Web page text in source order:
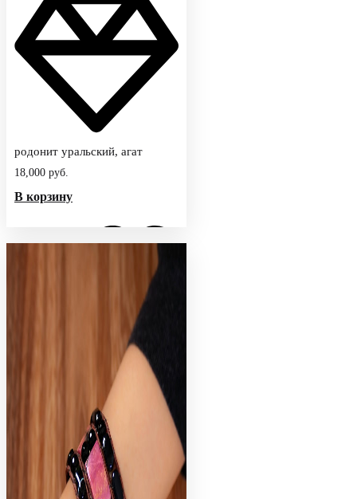
родонит уральский, агат
18,000 руб.
В корзину
Добавить в избранное